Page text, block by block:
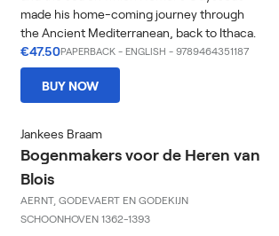
made his home-coming journey through
the Ancient Mediterranean, back to Ithaca.
€47.50PAPERBACK - ENGLISH - 9789464351187
BUY NOW
Jankees Braam
Bogenmakers voor de Heren van
Blois
AERNT, GODEVAERT EN GODEKIJN
SCHOONHOVEN 1362-1393